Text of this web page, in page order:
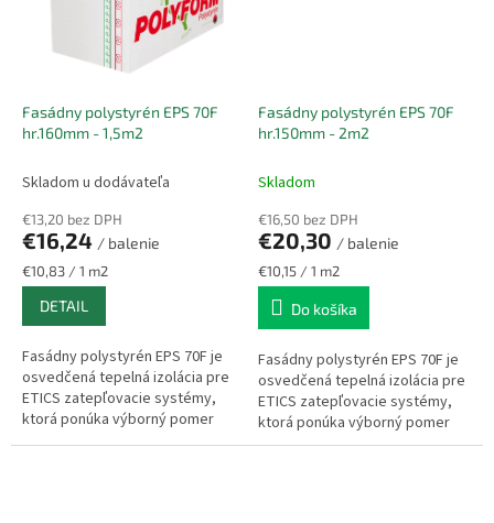
Fasádny polystyrén EPS 70F
hr.160mm - 1,5m2
Skladom u dodávateľa
€13,20 bez DPH
€16,24 / balenie
Jednotková
cena:
€10,83 / 1 m2
DETAIL
Fasádny polystyrén EPS 70F je
osvedčená tepelná izolácia pre
ETICS zatepľovacie systémy,
ktorá ponúka výborný pomer
ceny a výkonu. Vyznačuje sa
Fasádny polystyrén EPS 70F
hr.150mm - 2m2
Skladom
€16,50 bez DPH
€20,30 / balenie
Jednotková
cena:
€10,15 / 1 m2
Do košíka
Fasádny polystyrén EPS 70F je
osvedčená tepelná izolácia pre
ETICS zatepľovacie systémy,
ktorá ponúka výborný pomer
ceny a výkonu. Vyznačuje sa